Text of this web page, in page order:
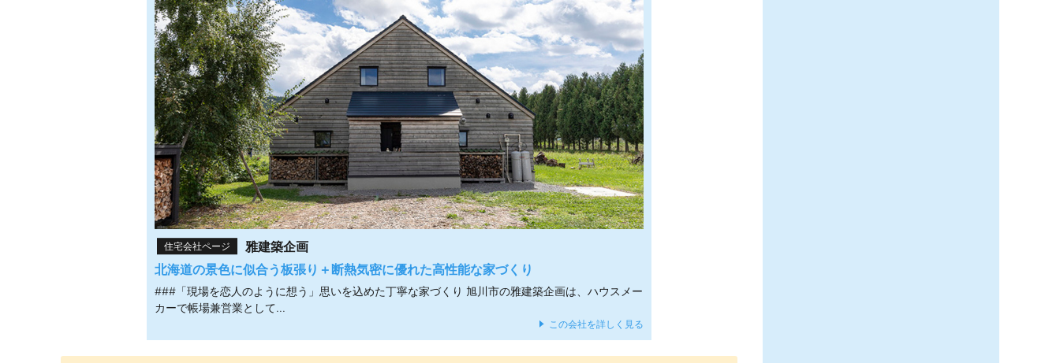
住宅会社ページ
雅建築企画
北海道の景色に似合う板張り＋断熱気密に優れた高性能な家づくり
###「現場を恋人のように想う」思いを込めた丁寧な家づくり 旭川市の雅建築企画は、ハウスメー
カーで帳場兼営業として...
この会社を詳しく見る